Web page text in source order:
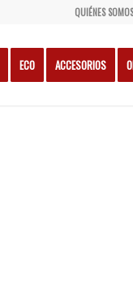
QUIÉNES SOMOS
ECO ACCESORIOS